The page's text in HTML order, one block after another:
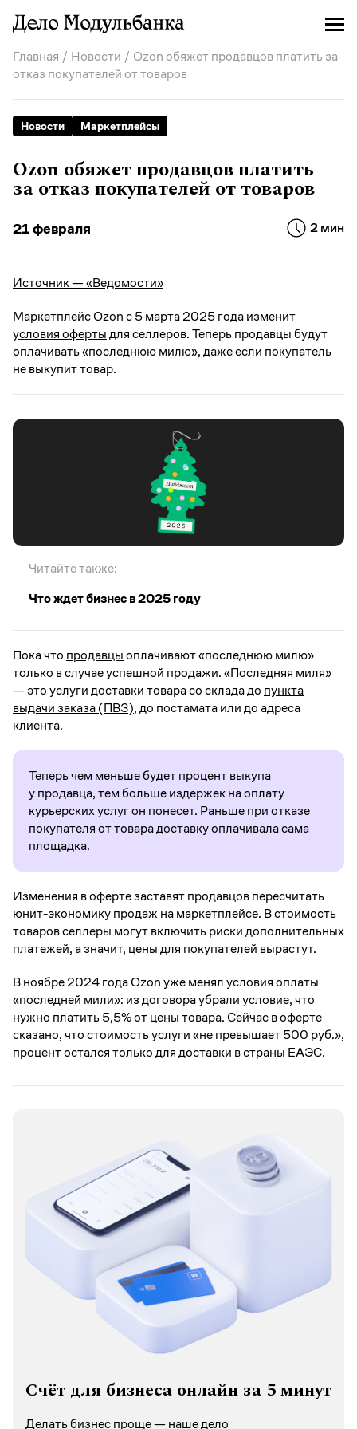
Главная / Новости / Ozon обяжет продавцов платить за
отказ покупателей от товаров
Новости Маркетплейсы
Ozon обяжет продавцов платить
за отказ покупателей от товаров
21 февраля 2 мин
Источник — «Ведомости»
Маркетплейс Ozon с 5 марта 2025 года изменит
условия офертыдля селлеров. Теперь продавцы будут
оплачивать «последнюю милю», даже если покупатель
не выкупит товар.
Читайте также:
Что ждет бизнес в 2025 году
Пока что продавцыоплачивают «последнюю милю»
только в случае успешной продажи. «Последняя миля»
— это услуги доставки товара со склада до пункта
выдачи заказа (ПВЗ), до постамата или до адреса
клиента.
Теперь чем меньше будет процент выкупа
у продавца, тем больше издержек на оплату
курьерских услуг он понесет. Раньше при отказе
покупателя от товара доставку оплачивала сама
площадка.
Изменения в оферте заставят продавцов пересчитать
юнит-экономику продаж на маркетплейсе. В стоимость
товаров селлеры могут включить риски дополнительных
платежей, а значит, цены для покупателей вырастут.
В ноябре 2024 года Ozon уже менял условия оплаты
«последней мили»: из договора убрали условие, что
нужно платить 5,5% от цены товара. Сейчас в оферте
сказано, что стоимость услуги «не превышает 500 руб.»,
процент остался только для доставки в страны ЕАЭС.
Счёт для бизнеса онлайн за 5 минут
Делать бизнес проще — наше дело